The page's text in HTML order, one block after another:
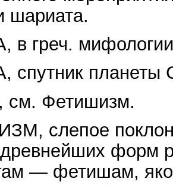
шариата.
греч.
планеты
Фетишизм.
слепое
форм
— фетишам,